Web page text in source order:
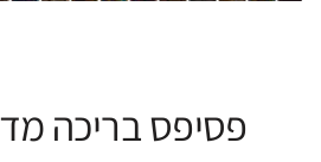
פסיפס בריכה